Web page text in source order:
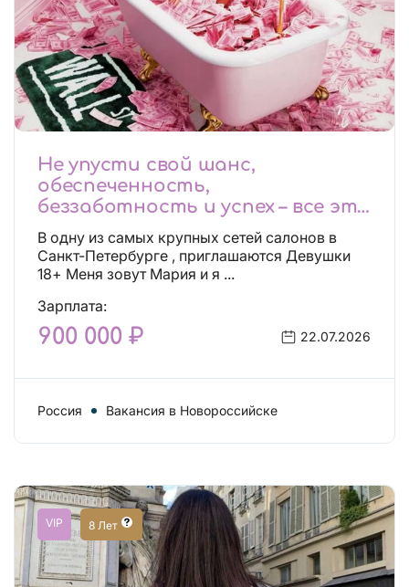
Не упусти свой шанс,
обеспеченность,
беззаботность и успех – все это
будет уже завтра, поспеши!
Лучшие условия!
В одну из самых крупных сетей салонов в
Санкт-Петербурге , приглашаются Девушки
18+ Меня зовут Мария и я ...
Зарплата:
900 000 ₽ 22.07.2026
Россия Вакансия в Новороссийске
VIP 8 Лет